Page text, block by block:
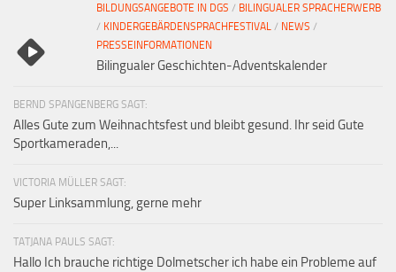
BILDUNGSANGEBOTE IN DGS / BILINGUALER SPRACHERWERB
/ KINDERGEBÄRDENSPRACHFESTIVAL / NEWS /
PRESSEINFORMATIONEN
Bilingualer Geschichten-Adventskalender
BERND SPANGENBERG SAGT:
Alles Gute zum Weihnachtsfest und bleibt gesund. Ihr seid Gute
Sportkameraden,...
VICTORIA MÜLLER SAGT:
Super Linksammlung, gerne mehr
TATJANA PAULS SAGT:
Hallo Ich brauche richtige Dolmetscher ich habe ein Probleme auf